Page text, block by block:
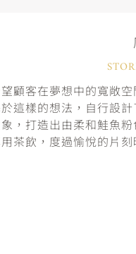
望顧客在夢想中的寬敞
這樣的想法，自行設
，打造出由柔和鮭魚
茶飲，度過愉悅的片刻